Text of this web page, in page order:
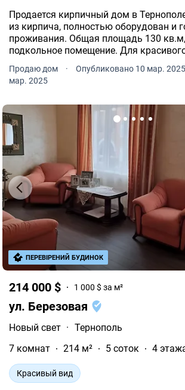
Продается кирпичный дом в
из кирпича, полностью оборудован и
проживания. Общая площадь 130
подкольное помещение. Для
камин. Дом с хорошим
центра города.
Продаю дом · Опубликовано 10 мар. 2025
мар. 2025
214 000 $ 1 000 $ за м²
ул. Березовая
Новый свет · Тернополь
7 комнат
214 м² 5 соток 4
Красивый вид
ПЕРЕВІРЕНИЙ БУДИНОК